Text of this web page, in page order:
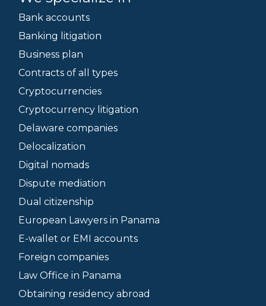
Bank accounts
Banking litigation
Business plan
Contracts of all types
Cryptocurrencies
Cryptocurrency litigation
Delaware companies
Delocalization
Digital nomads
Dispute mediation
Dual citizenship
European Lawyers in Panama
E-wallet or EMI accounts
Foreign companies
Law Office in Panama
Obtaining residency abroad